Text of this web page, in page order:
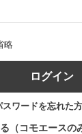
略
ログイン
スワードを忘れた
（コモエースの